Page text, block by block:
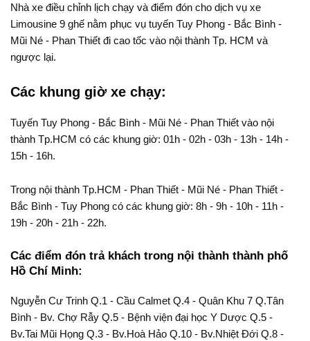
Nhà xe điều chỉnh lịch chạy và điểm đón cho dịch vụ xe
Limousine 9 ghế nằm phục vụ tuyến Tuy Phong - Bắc Bình -
Mũi Né - Phan Thiết đi cao tốc vào nội thành Tp. HCM và
ngược lại.
Các khung giờ xe chạy:
Tuyến Tuy Phong - Bắc Bình - Mũi Né - Phan Thiết vào nội
thành Tp.HCM có các khung giờ: 01h - 02h - 03h - 13h - 14h -
15h - 16h.
Trong nội thành Tp.HCM - Phan Thiết - Mũi Né - Phan Thiết -
Bắc Bình - Tuy Phong có các khung giờ: 8h - 9h - 10h - 11h -
19h - 20h - 21h - 22h.
Các điểm đón trả khách trong nội thành thành phố
Hồ Chí Minh:
Nguyễn Cư Trinh Q.1 - Cầu Calmet Q.4 - Quân Khu 7 Q.Tân
Bình - Bv. Chợ Rẫy Q.5 - Bệnh viện đại học Y Dược Q.5 -
Bv.Tai Mũi Họng Q.3 - Bv.Hoà Hảo Q.10 - Bv.Nhiệt Đới Q.8 -